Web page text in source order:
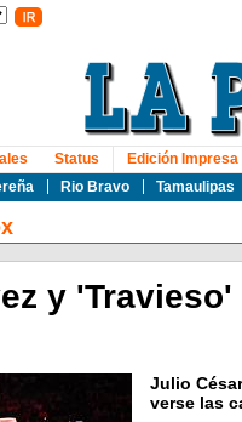
Rio Bravo Tamaulipas
Status Edición Impresa
y
Julio
verse las